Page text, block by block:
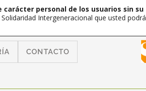
CONTACTO
personal de los usuarios sin su
Intergeneracional que usted podrá